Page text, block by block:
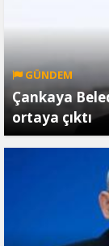
GÜNDEM
Çankaya
ortaya çıktı